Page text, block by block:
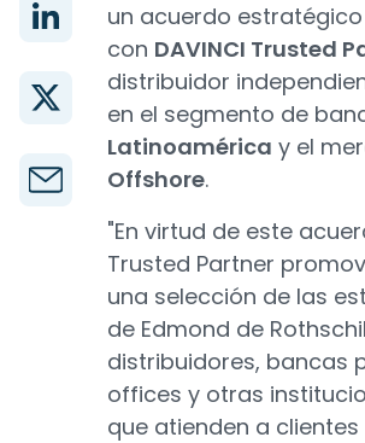
un acuerdo
con DAVINCI Trusted
distribuidor
en el segmento de
Latinoamérica y el
Offshore.
"En virtud de este
Trusted Partner
una selección de las
de Edmond de
distribuidores, bancas
offices y otras
que atienden a